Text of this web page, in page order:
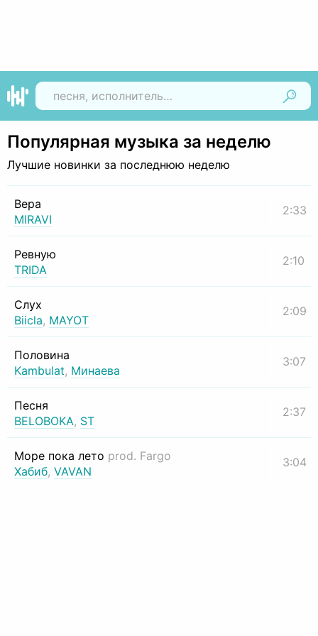
Популярная музыка за неделю
Лучшие новинки за последнюю неделю
Вера
MIRAVI
2:33
Ревную
TRIDA
2:10
Слух
Biicla, MAYOT
2:09
Половина
Kambulat, Минаева
3:07
Песня
BELOBOKA, ST
2:37
Море пока лето prod. Fargo
Хабиб, VAVAN
3:04